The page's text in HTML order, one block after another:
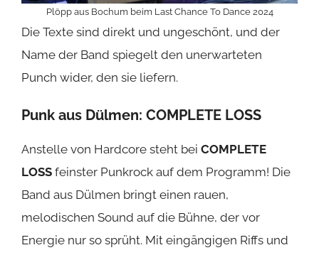
Plöpp aus Bochum beim Last Chance To Dance 2024
Die Texte sind direkt und ungeschönt, und der
Name der Band spiegelt den unerwarteten
Punch wider, den sie liefern.
Punk aus Dülmen: COMPLETE LOSS
Anstelle von Hardcore steht bei COMPLETE
LOSS feinster Punkrock auf dem Programm! Die
Band aus Dülmen bringt einen rauen,
melodischen Sound auf die Bühne, der vor
Energie nur so sprüht. Mit eingängigen Riffs und